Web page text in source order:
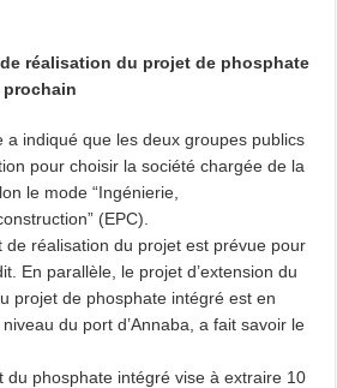
réalisation du projet de phosphate
prochain
a indiqué que les deux groupes publics
pour choisir la société chargée de la
le mode “Ingénierie,
(EPC).
de réalisation du projet est prévue pour
En parallèle, le projet d’extension du
projet de phosphate intégré est en
du port d’Annaba, a fait savoir le
du phosphate intégré vise à extraire 10